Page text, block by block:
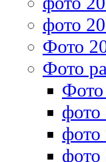
фото
Фото
Фото
фото
фото
фото